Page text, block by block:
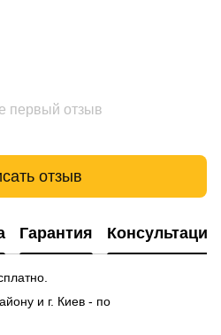
первый отзыв
отзыв
Гарантия Консультация
и г. Киев - по